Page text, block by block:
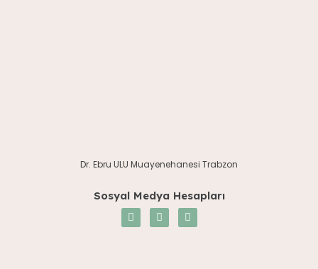
Dr. Ebru ULU Muayenehanesi Trabzon
Sosyal Medya Hesapları